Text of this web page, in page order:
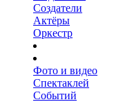
Создатели
Актёры
Оркестр
Фото и видео
Спектаклей
Событий